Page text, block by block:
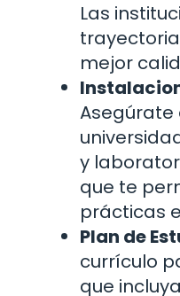
Las
mejor
Asegúrate
y
que te
prácticas
Plan de
currículo
que